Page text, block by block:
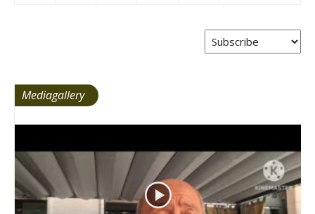
Mediagallery